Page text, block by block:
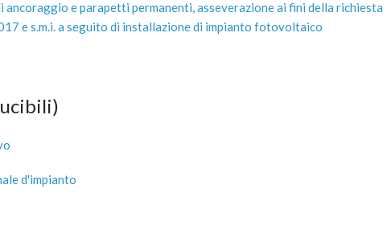
ancoraggio e parapetti permanenti, asseverazione ai fini della richiesta
e s.m.i. a seguito di installazione di impianto fotovoltaico
d'impianto